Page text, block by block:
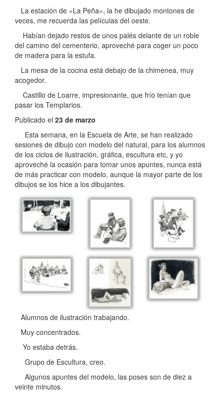
La estación de «La Peña», la he dibujado montones de
veces, me recuerda las películas del oeste.
Habían dejado restos de unos palés delante de un roble
del camino del cementerio, aproveché para coger un poco
de madera para la estufa.
La mesa de la cocina está debajo de la chimenea, muy
acogedor.
Castillo de Loarre, impresionante, que frío tenían que
pasar los Templarios.
Publicado el 23 de marzo
Esta semana, en la Escuela de Arte, se han realizado
sesiones de dibujo con modelo del natural, para los alumnos
de los ciclos de ilustración, gráfica, escultura etc, y yo
aproveché la ocasión para tomar unos apuntes, nunca está
de más practicar con modelo, aunque la mayor parte de los
dibujos se los hice a los dibujantes.
Alumnos de ilustración trabajando.
Muy concentrados.
Yo estaba detrás.
Grupo de Escultura, creo.
Algunos apuntes del modelo, las poses son de diez a
veinte minutos.